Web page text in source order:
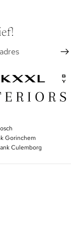
Gorinchem
Culemborg